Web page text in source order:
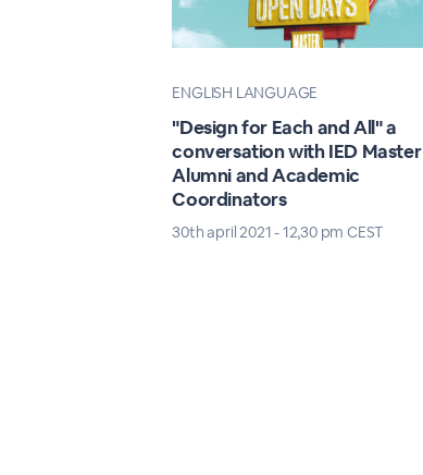
ENGLISH LANGUAGE
"Design for Each and All" a
conversation with IED Master
Alumni and Academic
Coordinators
30th april 2021 - 12,30 pm CEST